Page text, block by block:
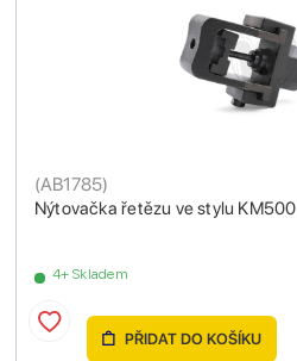
Nýtovačka řetězu ve stylu KM500
(AB1785)
4+ Skladem
PŘIDAT DO KOŠÍKU